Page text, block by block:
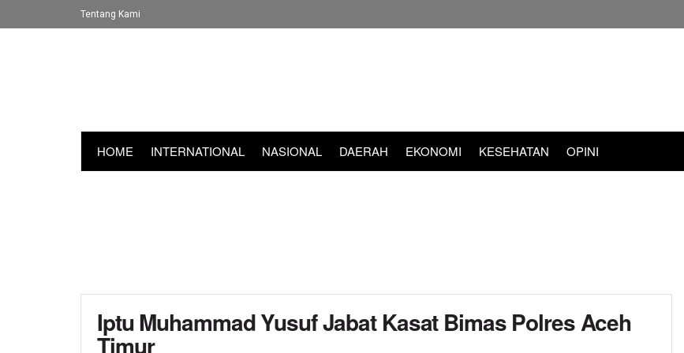
Tentang Kami
HOME INTERNATIONAL NASIONAL DAERAH EKONOMI KESEHATAN OPINI
Iptu Muhammad Yusuf Jabat Kasat Bimas Polres Aceh
Timur